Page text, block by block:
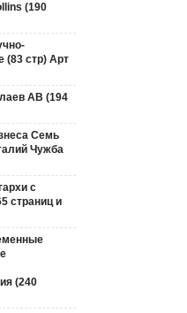
(190
(83 стр) Арт
АВ (194
Семь
Чужба
с
страниц и
(240